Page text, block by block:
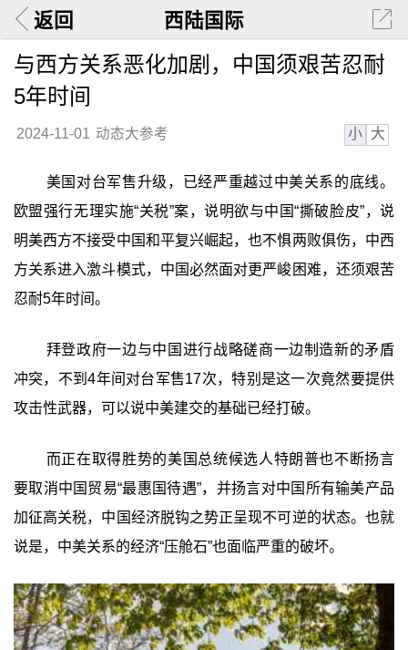
返回 西陆国际
与西方关系恶化加剧，中国须艰苦忍耐
5年时间
2024-11-01 动态大参考 小 大
美国对台军售升级，已经严重越过中美关系的底线。
欧盟强行无理实施“关税”案，说明欲与中国“撕破脸皮”，说
明美西方不接受中国和平复兴崛起，也不惧两败俱伤，中西
方关系进入激斗模式，中国必然面对更严峻困难，还须艰苦
忍耐5年时间。
拜登政府一边与中国进行战略磋商一边制造新的矛盾
冲突，不到4年间对台军售17次，特别是这一次竟然要提供
攻击性武器，可以说中美建交的基础已经打破。
而正在取得胜势的美国总统候选人特朗普也不断扬言
要取消中国贸易“最惠国待遇”，并扬言对中国所有输美产品
加征高关税，中国经济脱钩之势正呈现不可逆的状态。也就
说是，中美关系的经济“压舱石”也面临严重的破坏。